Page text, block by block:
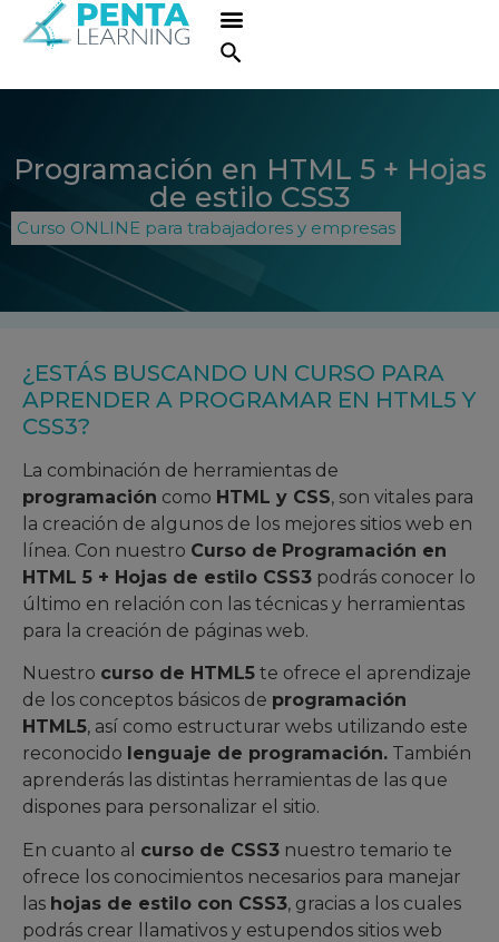
Programación en HTML 5 + Hojas
de estilo CSS3
Curso ONLINE para trabajadores y empresas
¿ESTÁS BUSCANDO UN CURSO PARA
APRENDER A PROGRAMAR EN HTML5 Y
CSS3?
La combinación de herramientas de
programación como HTML y CSS, son vitales para
la creación de algunos de los mejores sitios web en
línea. Con nuestro Curso de Programación en
HTML 5 + Hojas de estilo CSS3 podrás conocer lo
último en relación con las técnicas y herramientas
para la creación de páginas web.
Nuestro curso de HTML5 te ofrece el aprendizaje
de los conceptos básicos de programación
HTML5, así como estructurar webs utilizando este
reconocido lenguaje de programación. También
aprenderás las distintas herramientas de las que
dispones para personalizar el sitio.
En cuanto al curso de CSS3 nuestro temario te
ofrece los conocimientos necesarios para manejar
las hojas de estilo con CSS3, gracias a los cuales
podrás crear llamativos y estupendos sitios web